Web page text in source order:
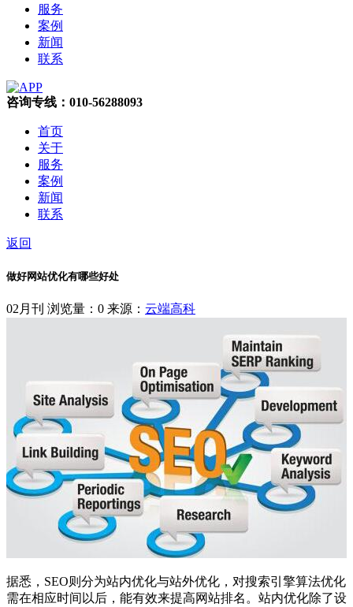
服务
案例
新闻
联系
咨询专线：010-56288093
首页
关于
服务
案例
新闻
联系
返回
做好网站优化有哪些好处
02月刊 浏览量：0 来源： 云端高科
据悉，SEO则分为站内优化与站外优化，对搜索引擎算法优化
需在相应时间以后，能有效来提高网站排名。站内优化除了设